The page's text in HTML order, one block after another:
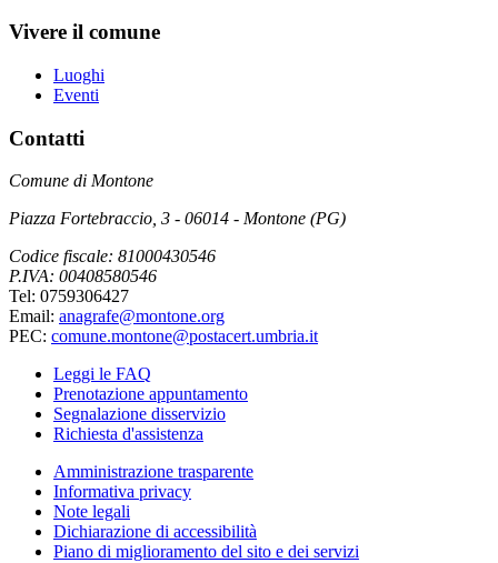
Vivere il comune
Luoghi
Eventi
Contatti
Comune di Montone
Piazza Fortebraccio, 3 - 06014 - Montone (PG)
Codice fiscale: 81000430546
P.IVA: 00408580546
Tel: 0759306427
Email: anagrafe@montone.org
PEC: comune.montone@postacert.umbria.it
Leggi le FAQ
Prenotazione appuntamento
Segnalazione disservizio
Richiesta d'assistenza
Amministrazione trasparente
Informativa privacy
Note legali
Dichiarazione di accessibilità
Piano di miglioramento del sito e dei servizi